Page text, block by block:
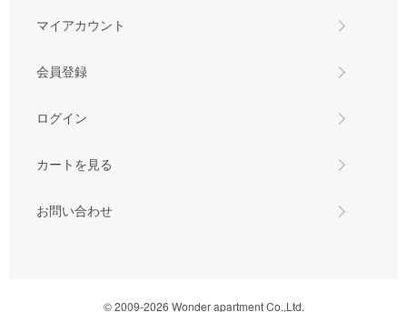
マイアカウント
会員登録
ログイン
カートを見る
お問い合わせ
© 2009-2026 Wonder apartment Co.,Ltd.